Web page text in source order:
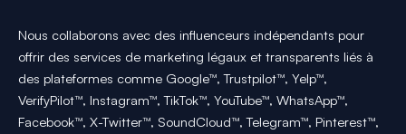
Nous collaborons avec des influenceurs indépendants pour
offrir des services de marketing légaux et transparents liés à
des plateformes comme Google™, Trustpilot™, Yelp™,
VerifyPilot™, Instagram™, TikTok™, YouTube™, WhatsApp™,
Facebook™, X-Twitter™, SoundCloud™, Telegram™, Pinterest™,